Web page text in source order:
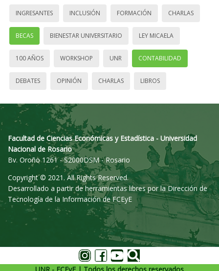
INGRESANTES INCLUSIÓN FORMACIÓN CHARLAS
BECAS BIENESTAR UNIVERSITARIO LEY MICAELA
100 AÑOS WORKSHOP UNR CONTABILIDAD
DEBATES OPINIÓN CHARLAS LIBROS
Facultad de Ciencias Económicas y Estadística - Universidad
Nacional de Rosario
Bv. Oroño 1261 - S2000DSM - Rosario
Copyright © 2021. All Rights Reserved.
Desarrollado a partir de herramientas libres por la Dirección de
Tecnología de la Información de FCEyE